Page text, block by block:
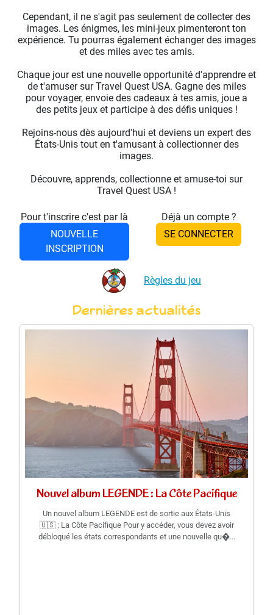
Cependant, il ne s'agit pas seulement de collecter des
images. Les énigmes, les mini-jeux pimenteront ton
expérience. Tu pourras également échanger des images
et des miles avec tes amis.
Chaque jour est une nouvelle opportunité d'apprendre et
de t'amuser sur Travel Quest USA. Gagne des miles
pour voyager, envoie des cadeaux à tes amis, joue a
des petits jeux et participe à des défis uniques !
Rejoins-nous dès aujourd'hui et deviens un expert des
États-Unis tout en t'amusant à collectionner des
images.
Découvre, apprends, collectionne et amuse-toi sur
Travel Quest USA !
Pour t'inscrire c'est par là
NOUVELLE
INSCRIPTION
Déjà un compte ?
SE CONNECTER
Règles du jeu
Dernières actualités
Nouvel album LEGENDE : La Côte Pacifique
Un nouvel album LEGENDE est de sortie aux États-Unis
🇺🇸 : La Côte Pacifique Pour y accéder, vous devez avoir
débloqué les états correspondants et une nouvelle qu�...